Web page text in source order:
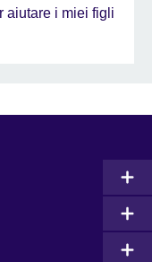
aiutare i miei figli